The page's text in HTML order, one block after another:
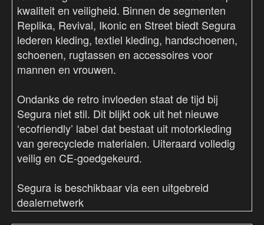
kwaliteit en veiligheid. Binnen de segmenten
Replika, Revival, Ikonic en Street biedt Segura
lederen kleding, textiel kleding, handschoenen,
schoenen, rugtassen en accessoires voor
mannen en vrouwen.
Ondanks de retro invloeden staat de tijd bij
Segura niet stil. Dit blijkt ook uit het nieuwe
‘ecofriendly’ label dat bestaat uit motorkleding
van gerecyclede materialen. Uiteraard volledig
veilig en CE-goedgekeurd.
Segura is beschikbaar via een uitgebreid
dealernetwerk